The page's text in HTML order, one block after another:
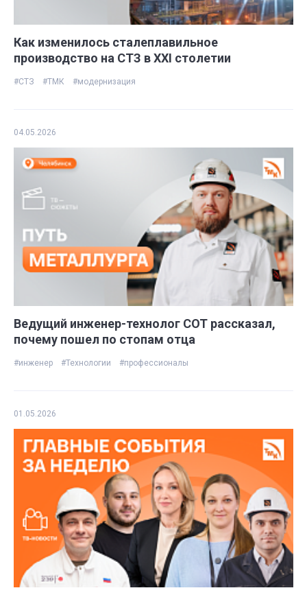
Как изменилось сталеплавильное
производство на СТЗ в ХХI столетии
#СТЗ #ТМК #модернизация
04.05.2026
Ведущий инженер-технолог СОТ рассказал,
почему пошел по стопам отца
#инженер #Технологии #профессионалы
01.05.2026